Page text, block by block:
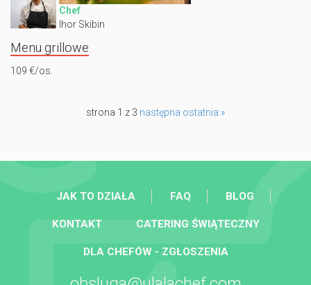
Chef
Ihor Skibin
Menu grillowe
109 €/os.
strona 1 z 3 następna ostatnia »
JAK TO DZIAŁA FAQ BLOG
KONTAKT CATERING ŚWIĄTECZNY
DLA CHEFÓW - ZGŁOSZENIA